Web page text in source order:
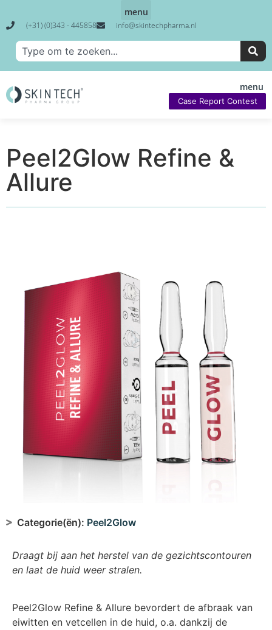
(+31) (0)343 - 445858 info@skintechpharma.nl
Case Report Contest
Peel2Glow Refine &
Allure
Categorie(ën): Peel2Glow
Draagt bij aan het herstel van de gezichtscontouren
en laat de huid weer stralen.
Peel2Glow Refine & Allure bevordert de afbraak van
eiwitten en vetcellen in de huid, o.a. dankzij de